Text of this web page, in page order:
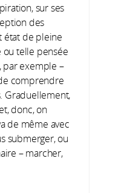
sur ses
des
état de pleine
ou telle pensée
par exemple –
comprendre
Graduellement,
donc, on
de même avec
submerger, ou
– marcher,